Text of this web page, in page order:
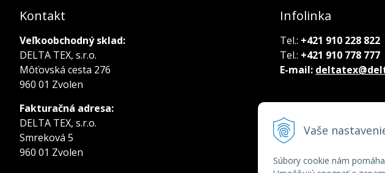
Vaše
Súbory cookie nám
Kontakt
Veľkoobchodný sklad:
DELTA TEX, s.r.o.
Môťovská cesta 276
960 01 Zvolen
Fakturačná adresa:
DELTA TEX, s.r.o.
Smreková 5
960 01 Zvolen
Infolinka
Tel.: +421 910 228 822
Tel.: +421 910 778 777
E-mail: